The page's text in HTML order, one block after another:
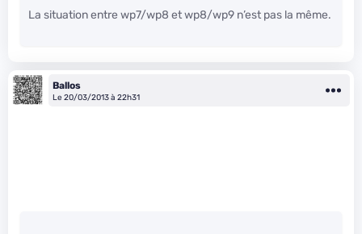
La situation entre wp7/wp8 et wp8/wp9 n’est pas la même.
Ballos
Le 20/03/2013 à 22h31